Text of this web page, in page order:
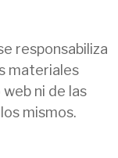
responsabiliza
materiales
ni de las
mismos.